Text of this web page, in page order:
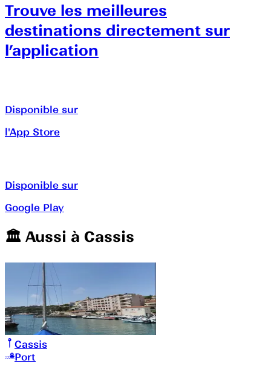
Trouve les meilleures
destinations directement sur
l’application
Disponible sur
l'App Store
Disponible sur
Google Play
🏛️️ Aussi à Cassis
Cassis
Port